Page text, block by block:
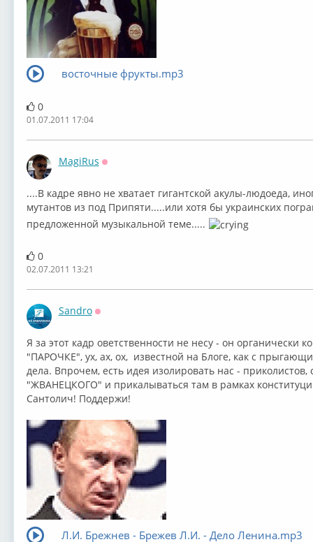
восточные фрукты.mp3
0
01.07.2011 17:04
MagiRus
....В кадре явно не хватает гигантской акулы-людоеда,
мутантов из под Припяти.....или хотя бы украинских
предложенной музыкальной теме.....
0
02.07.2011 13:21
Sandro
Я за этот кадр оветственности не несу - он
"ПАРОЧКЕ", ух, ах, ох, известной на Блоге, как с
дела. Впрочем, есть идея изолировать нас -
"ЖВАНЕЦКОГО" и прикалываться там в рамках
Сантолич! Поддержи!
Л.И. Брежнев - Брежев Л.И. - Дело Ленина.mp3